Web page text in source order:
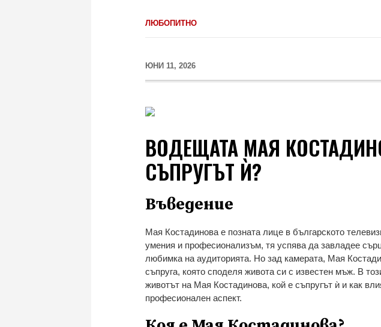
ЛЮБОПИТНО
ЮНИ 11, 2026
ВОДЕЩАТА МАЯ
СЪПРУГЪТ Ѝ?
Въведение
Мая Костадинова е позната лице в българското
умения и професионализъм, тя успява да завладее
любимка на аудиторията. Но зад камерата, Мая
съпруга, която споделя живота си с известен мъж. В
животът на Мая Костадинова, кой е съпругът ѝ и как
професионален аспект.